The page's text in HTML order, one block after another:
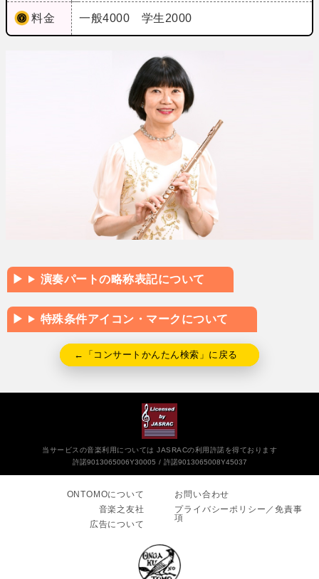
料金 一般4000 学生2000
演奏パートの略称表記について
特殊条件アイコン・マークについて
←「コンサートかんたん検索」に戻る
当サービスの音楽利用については JASRACの利用許諾を得ております
許諾9013065006Y30005
許諾9013065008Y45037
ONTOMOについて
音楽之友社
広告について
お問い合わせ
プライバシーポリシー／免責事
項